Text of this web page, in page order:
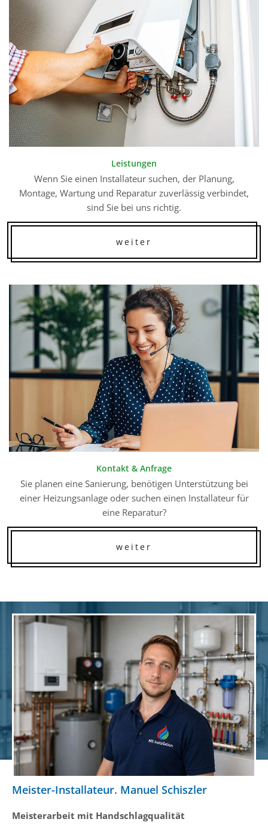
Leistungen
Wenn Sie einen Installateur suchen, der Planung,
Montage, Wartung und Reparatur zuverlässig verbindet,
sind Sie bei uns richtig.
weiter
Kontakt & Anfrage
Sie planen eine Sanierung, benötigen Unterstützung bei
einer Heizungsanlage oder suchen einen Installateur für
eine Reparatur?
weiter
Meister-Installateur. Manuel Schiszler
Meisterarbeit mit Handschlagqualität